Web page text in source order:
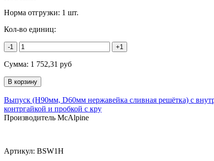
Норма отгрузки: 1 шт.
Кол-во единиц:
-1 +1
Сумма: 1 752,31 руб
Выпуск (H90мм, D60мм нержавейка сливная решётка) с
контргайкой и пробкой с кру
Производитель McAlpine
Артикул: BSW1H